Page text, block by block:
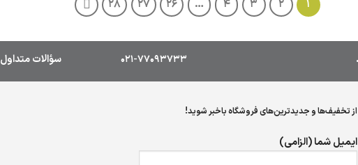
1
2
3
4
…
26
27
28
021-77093733 سؤالات متداول
از تخفیف‌ها و جدیدترین‌های فروشگاه باخبر شوید!
ایمیل شما (الزامی)